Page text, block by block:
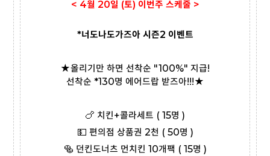
< 4월 20일 (토) 이번주 스케줄 >
*너도나도가즈아 시즌2 이벤트
★올리기만 하면 선착순 "100%" 지급!
선착순 *130명 에어드랍 받즈아!!!★
🍗 치킨+콜라세트 ( 15명 )
💵 편의점 상품권 2천 ( 50명 )
🥯 던킨도너츠 먼치킨 10개팩 ( 15명 )